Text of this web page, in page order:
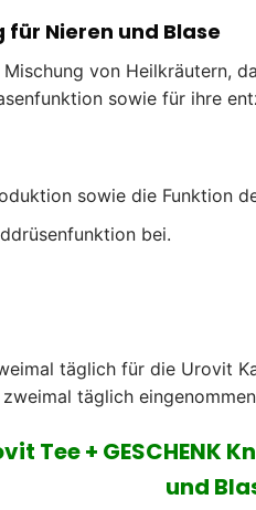
Nieren und Blase
von Heilkräutern,
sowie für ihre
sowie die Funktion
bei.
täglich für die Urovit
täglich
Tee +
und